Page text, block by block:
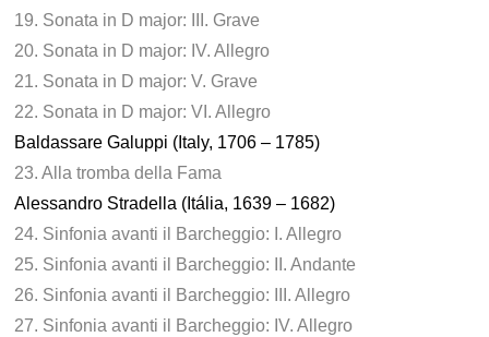
19. Sonata in D major: III. Grave
20. Sonata in D major: IV. Allegro
21. Sonata in D major: V. Grave
22. Sonata in D major: VI. Allegro
Baldassare Galuppi (Italy, 1706 – 1785)
23. Alla tromba della Fama
Alessandro Stradella (Itália, 1639 – 1682)
24. Sinfonia avanti il Barcheggio: I. Allegro
25. Sinfonia avanti il Barcheggio: II. Andante
26. Sinfonia avanti il Barcheggio: III. Allegro
27. Sinfonia avanti il Barcheggio: IV. Allegro